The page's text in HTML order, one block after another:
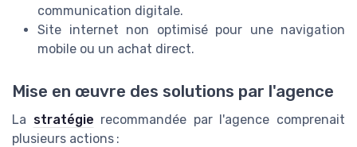
communication digitale.
Site internet non optimisé pour une navigation
mobile ou un achat direct.
Mise en œuvre des solutions par l'agence
La stratégie recommandée par l'agence comprenait
plusieurs actions :